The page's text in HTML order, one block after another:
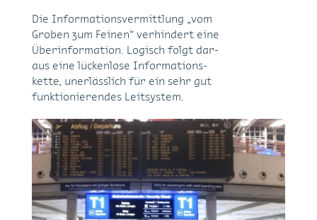
Die In­for­ma­ti­ons­ver­mitt­lung „vom
Gro­ben zum Fei­nen“ ver­hin­dert eine
Über­in­for­ma­ti­on. Lo­gisch folgt dar­
aus eine lü­cken­lo­se In­for­ma­ti­ons­
ket­te, un­er­läss­lich für ein sehr gut
funk­tio­nie­ren­des Leit­sys­tem.